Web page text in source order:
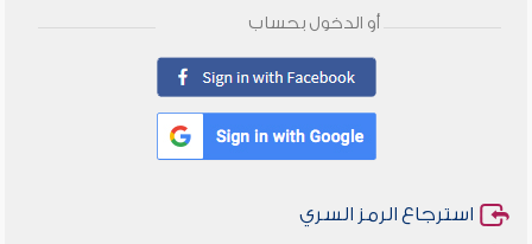
أو الدخول بحساب
استرجاع الرمز السري